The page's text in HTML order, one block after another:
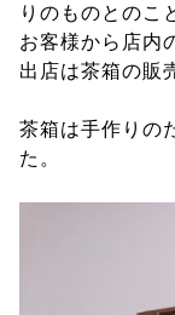
りのものとのこ
お客様から店内
出店は茶箱の販
茶箱は手作りの
た。